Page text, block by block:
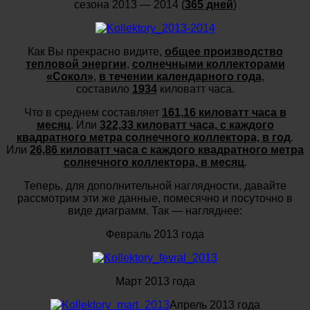
сезона 2013 — 2014 (365 дней)
Как Вы прекрасно видите, общее производство
тепловой энергии, солнечными коллекторами
«Сокол», в течении календарного года,
составило 1934киловатт часа.
Что в среднем составляет 161,16 киловатт часа в
месяц. Или 322,33 киловатт часа, с каждого
квадратного метра солнечного коллектора, в год.
Или 26,86 киловатт часа с каждого квадратного метра
солнечного коллектора, в месяц.
Теперь, для дополнительной наглядности, давайте
рассмотрим эти же данные, помесячно и посуточно в
виде диаграмм. Так — нагляднее:
Февраль 2013 года
Март 2013 года
Апрель 2013 года